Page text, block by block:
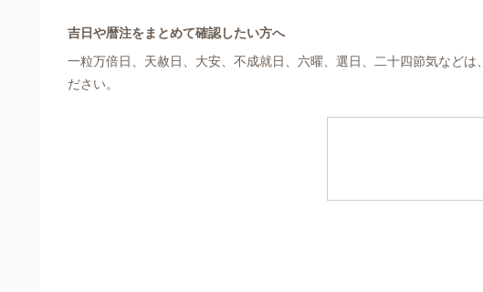
吉日や暦注をまとめて確認したい方へ
一粒万倍日、天赦日、大安、不成就日、六曜、選日、二十四節気などは、
ださい。